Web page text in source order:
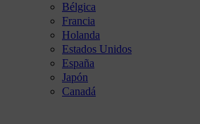
Bélgica
Francia
Holanda
Estados Unidos
España
Japón
Canadá